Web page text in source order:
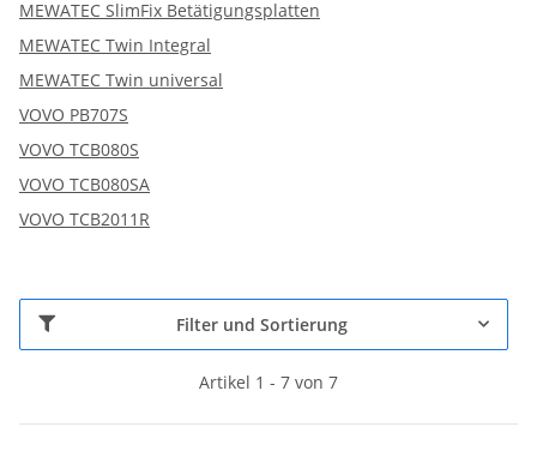
MEWATEC SlimFix Betätigungsplatten
MEWATEC Twin Integral
MEWATEC Twin universal
VOVO PB707S
VOVO TCB080S
VOVO TCB080SA
VOVO TCB2011R
Filter und Sortierung
Artikel 1 - 7 von 7